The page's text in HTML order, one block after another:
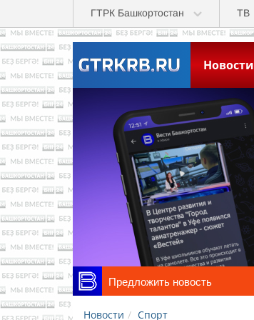
Skip to main contentГТРК Башкортостан ТВ
Новости
Предложить новость
Новости Спорт